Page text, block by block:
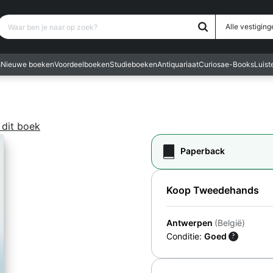
Alle
ben je naar op zoek?
Nieuwe boekenVoordeelboekenStudieboekenAntiquariaatCuriosae-Books
dit boek
Paperback
Koop Tweedehands
Antwerpen (België)
Conditie: Goed ?